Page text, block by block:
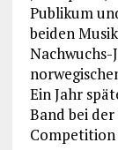
Publikum
beiden
Nachwuchs-
Ein Jahr
Band bei